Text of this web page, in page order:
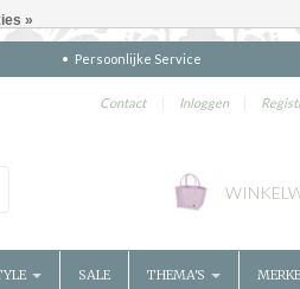
Persoonlijke Service
Contact | Inloggen |
SALE THEMA'S
»